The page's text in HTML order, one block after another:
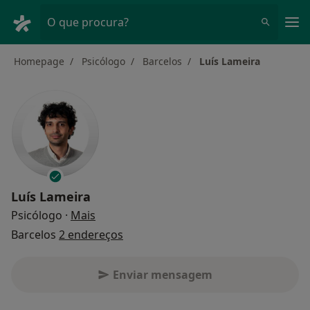
O que procura?
Homepage Psicólogo Barcelos Luís Lameira
Luís Lameira
Psicólogo · Mais
Barcelos 2 endereços
Enviar mensagem